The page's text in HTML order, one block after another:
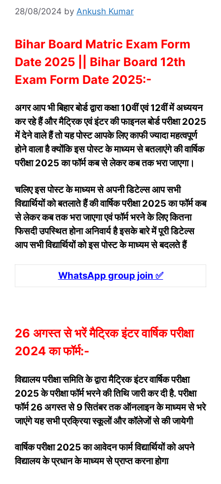
28/08/2024 by Ankush Kumar
Bihar Board Matric Exam Form
Date 2025 || Bihar Board 12th
Exam Form Date 2025:-
अगर आप भी बिहार बोर्ड द्वारा कक्षा 10वीं एवं 12वीं में अध्ययन
कर रहे हैं और मैट्रिक एवं इंटर की फाइनल बोर्ड परीक्षा 2025
में देने वाले हैं तो यह पोस्ट आपके लिए काफी ज्यादा महत्वपूर्ण
होने वाला है क्योंकि इस पोस्ट के माध्यम से बतलाएंगे की वार्षिक
परीक्षा 2025 का फॉर्म कब से लेकर कब तक भरा जाएगा।
चलिए इस पोस्ट के माध्यम से अपनी डिटेल्स आप सभी
विद्यार्थियों को बतलाते हैं की वार्षिक परीक्षा 2025 का फॉर्म कब
से लेकर कब तक भरा जाएगा एवं फॉर्म भरने के लिए कितना
फिसदी उपस्थित होना अनिवार्य है इसके बारे में पूरी डिटेल्स
आप सभी विद्यार्थियों को इस पोस्ट के माध्यम से बदलते हैं
WhatsApp group join ✅
26 अगस्त से भरें मैट्रिक इंटर वार्षिक परीक्षा
2024 का फॉर्म:-
विद्यालय परीक्षा समिति के द्वारा मैट्रिक इंटर वार्षिक परीक्षा
2025 के परीक्षा फॉर्म भरने की तिथि जारी कर दी है. परीक्षा
फॉर्म 26 अगस्त से 9 सितंबर तक ऑनलाइन के माध्यम से भरे
जाएंगे यह सभी प्रक्रिया स्कूलों और कॉलेजों से की जायेगी
वार्षिक परीक्षा 2025 का आवेदन फार्म विद्यार्थियों को अपने
विद्यालय के प्रधान के माध्यम से प्राप्त करना होगा